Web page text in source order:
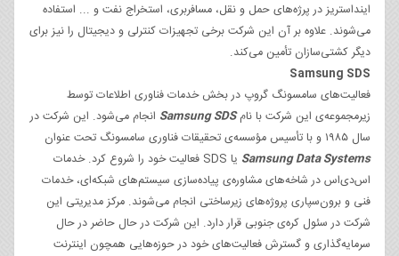
اینداستریز در پرژه‌های حمل و نقل، مسافربری، استخراج نفت و ... استفاده
می‌شوند. علاوه بر آن این شرکت برخی تجهیزات کنترلی و دیجیتال را نیز برای
دیگر کشتی‌سازان تأمین می‌کند.
Samsung SDS
فعالیت‌های سامسونگ گروپ در بخش خدمات فناوری اطلاعات توسط
زیرمجموعه‌ی این شرکت با نامSamsung SDS انجام می‌شود. این شرکت در
سال ۱۹۸۵ و با تأسیس مؤسسه‌ی تحقیقات فناوری سامسونگ تحت عنوان
Samsung DataSystems
یا SDS فعالیت خود را شروع کرد. خدمات
اس‌دی‌اس در شاخه‌های مشاوره‌ی پیاده‌سازی سیستم‌های شبکه‌ای، خدمات
فنی و برون‌سپاری پروژه‌های زیرساختی انجام می‌شوند. مرکز مدیریتی این
شرکت در سئول کره‌ی جنوبی قرار دارد. این شرکت در حال حاضر در حال
سرمایه‌گذاری و گسترش فعالیت‌های خود در حوزه‌هایی همچون اینترنت